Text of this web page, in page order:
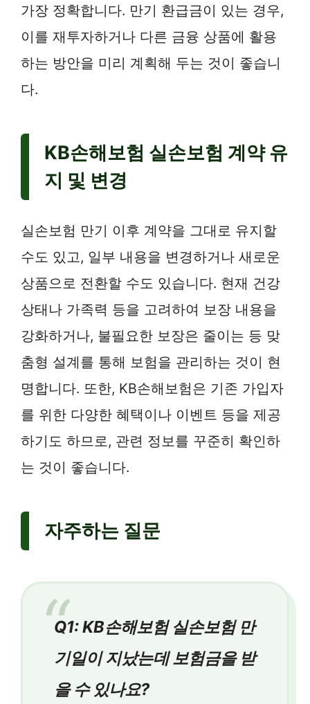
가장 정확합니다. 만기 환급금이 있는 경우,
이를 재투자하거나 다른 금융 상품에 활용
하는 방안을 미리 계획해 두는 것이 좋습니
다.
KB손해보험 실손보험 계약 유
지 및 변경
실손보험 만기 이후 계약을 그대로 유지할
수도 있고, 일부 내용을 변경하거나 새로운
상품으로 전환할 수도 있습니다. 현재 건강
상태나 가족력 등을 고려하여 보장 내용을
강화하거나, 불필요한 보장은 줄이는 등 맞
춤형 설계를 통해 보험을 관리하는 것이 현
명합니다. 또한, KB손해보험은 기존 가입자
를 위한 다양한 혜택이나 이벤트 등을 제공
하기도 하므로, 관련 정보를 꾸준히 확인하
는 것이 좋습니다.
자주하는 질문
Q1: KB손해보험 실손보험 만
기일이 지났는데 보험금을 받
을 수 있나요?